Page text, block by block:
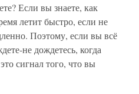
Если вы знаете, как
летит быстро, если не
Поэтому, если вы всё
не дождетесь, когда
сигнал того, что вы